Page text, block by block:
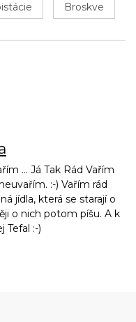
Broskve
... Já Tak Rád Vařím
:-) Vařím rád
jídla, která se starají o
o nich potom píšu. A k
Tefal :-)